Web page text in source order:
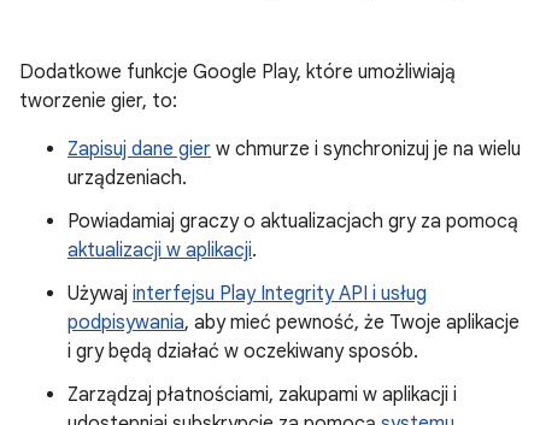
Dodatkowe funkcje Google Play, które umożliwiają
tworzenie gier, to:
Zapisuj dane gier w chmurze i synchronizuj je na wielu
urządzeniach.
Powiadamiaj graczy o aktualizacjach gry za pomocą
aktualizacji w aplikacji.
Używaj interfejsu Play Integrity API i usług
podpisywania, aby mieć pewność, że Twoje aplikacje
i gry będą działać w oczekiwany sposób.
Zarządzaj płatnościami, zakupami w aplikacji i